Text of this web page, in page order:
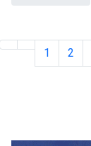
1 2